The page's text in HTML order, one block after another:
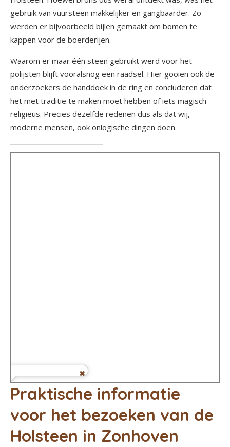
gebruik van vuursteen makkelijker en gangbaarder. Zo
werden er bijvoorbeeld bijlen gemaakt om bomen te
kappen voor de boerderijen.
Waarom er maar één steen gebruikt werd voor het
polijsten blijft vooralsnog een raadsel. Hier gooien ook de
onderzoekers de handdoek in de ring en concluderen dat
het met traditie te maken moet hebben of iets magisch-
religieus. Precies dezelfde redenen dus als dat wij,
moderne mensen, ook onlogische dingen doen.
Praktische informatie
voor het bezoeken van de
Holsteen in Zonhoven